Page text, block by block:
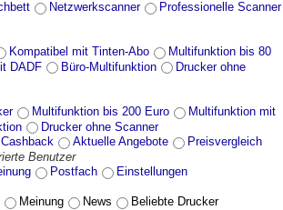
Netzwerkscanner
Professionelle Scanner
Kompatibel mit Tinten-Abo
Multifunktion bis 80
DADF Büro-Multifunktion
Drucker ohne
Multifunktion bis 200 Euro
Multifunktion mit
Drucker ohne Scanner
Cashback Aktuelle Angebote
Preisvergleich
Benutzer
Postfach
Einstellungen
Meinung News
Beliebte Drucker